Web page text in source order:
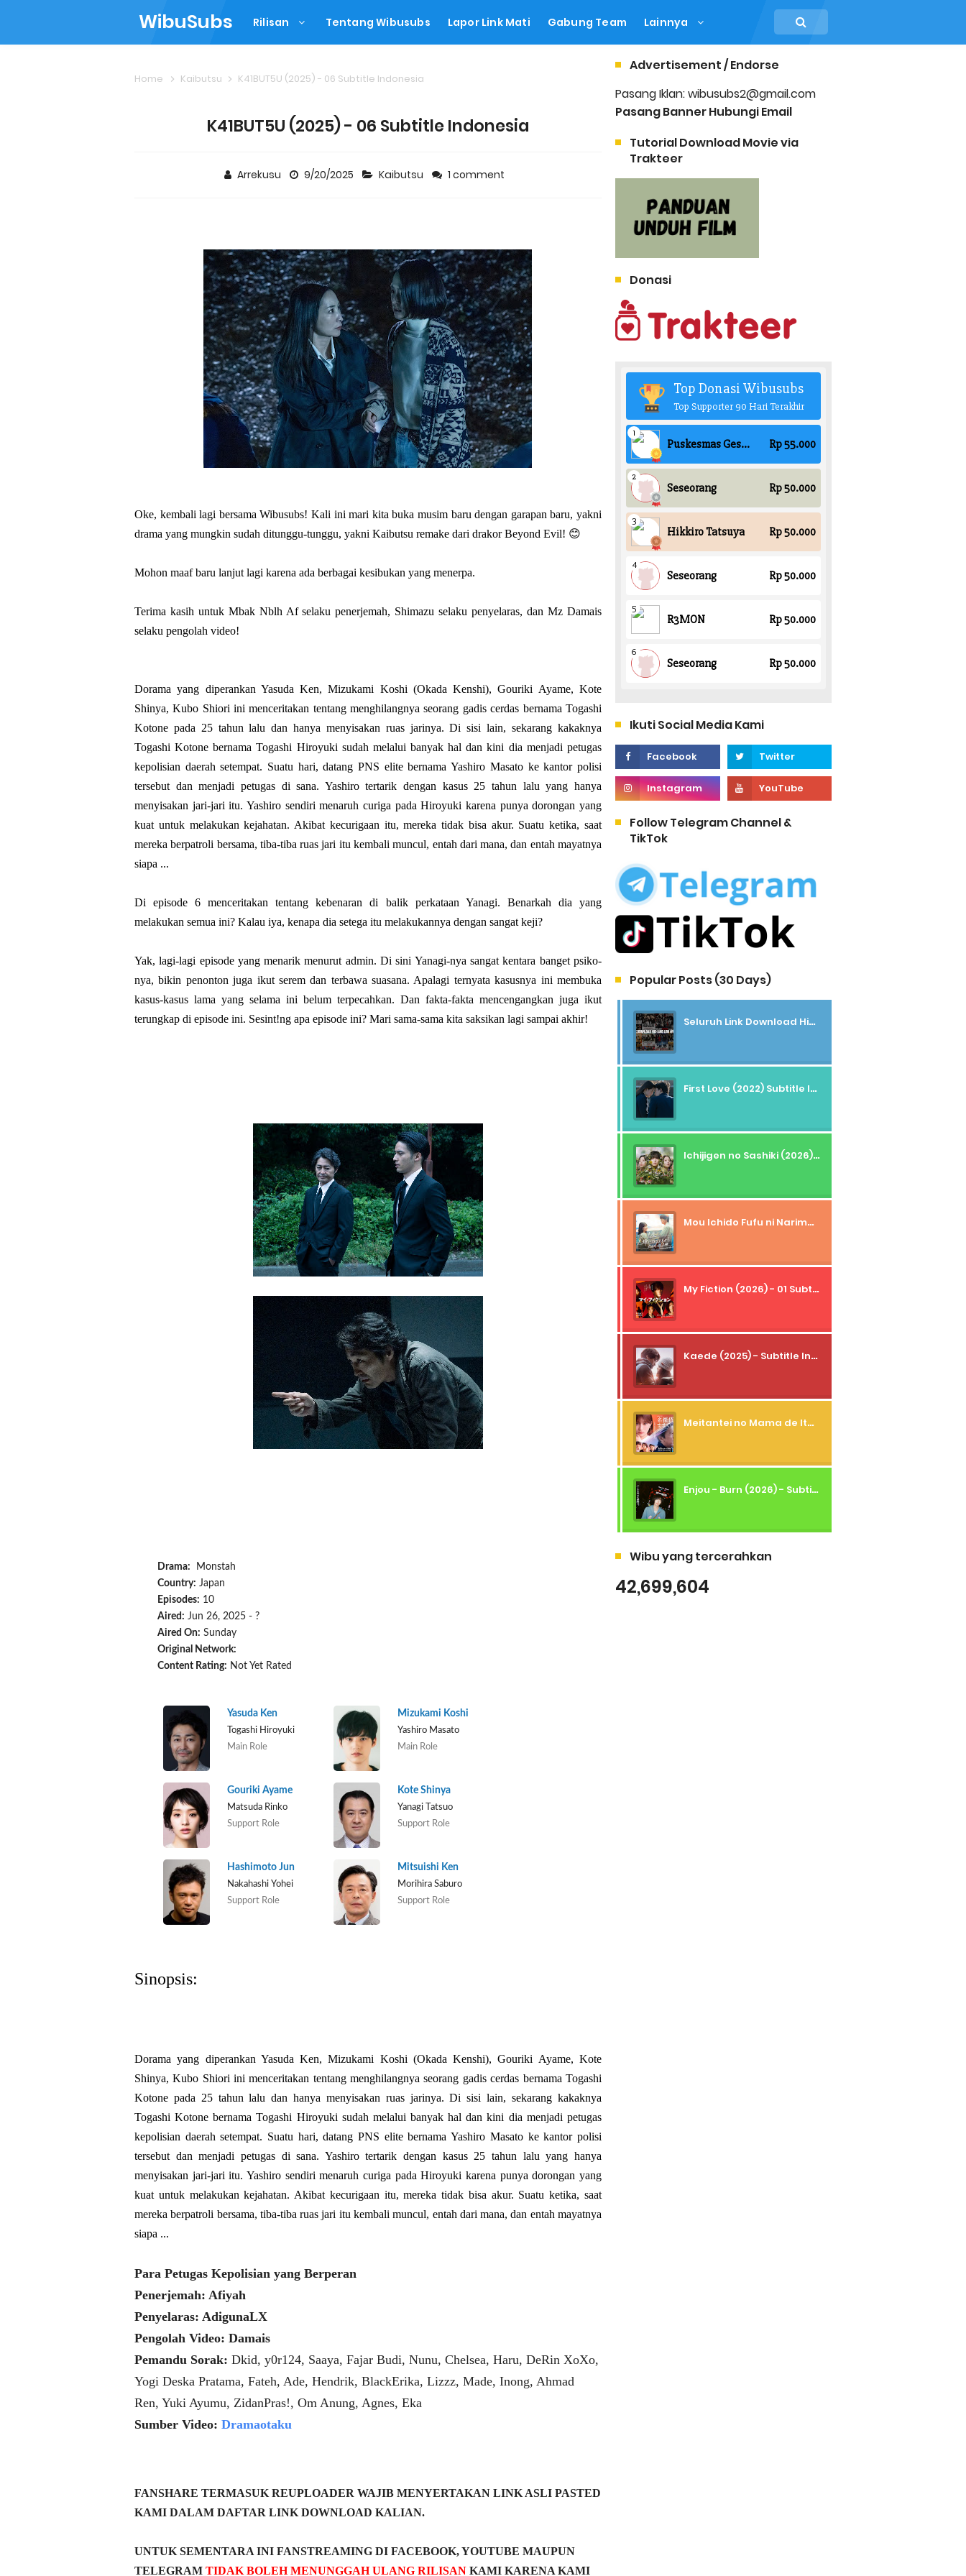
WibuSubs Rilisan Tentang Wibusubs Lapor Link Mati Gabung Team Lainnya
Home Kaibutsu K41BUT5U (2025) - 06 Subtitle Indonesia
K41BUT5U (2025) - 06 Subtitle Indonesia
Arrekusu 9/20/2025 Kaibutsu 1 comment
Oke, kembali lagi bersama Wibusubs! Kali ini mari kita buka musim baru dengan garapan baru, yakni
drama yang mungkin sudah ditunggu-tunggu, yakni Kaibutsu remake dari drakor Beyond Evil! 😊
Mohon maaf baru lanjut lagi karena ada berbagai kesibukan yang menerpa.
Terima kasih untuk Mbak Nblh Af selaku penerjemah, Shimazu selaku penyelaras, dan Mz Damais
selaku pengolah video!
Dorama yang diperankan Yasuda Ken, Mizukami Koshi (Okada Kenshi), Gouriki Ayame, Kote
Shinya, Kubo Shiori ini menceritakan tentang menghilangnya seorang gadis cerdas bernama Togashi
Kotone pada 25 tahun lalu dan hanya menyisakan ruas jarinya. Di sisi lain, sekarang kakaknya
Togashi Kotone bernama Togashi Hiroyuki sudah melalui banyak hal dan kini dia menjadi petugas
kepolisian daerah setempat. Suatu hari, datang PNS elite bernama Yashiro Masato ke kantor polisi
tersebut dan menjadi petugas di sana. Yashiro tertarik dengan kasus 25 tahun lalu yang hanya
menyisakan jari-jari itu. Yashiro sendiri menaruh curiga pada Hiroyuki karena punya dorongan yang
kuat untuk melakukan kejahatan. Akibat kecurigaan itu, mereka tidak bisa akur. Suatu ketika, saat
mereka berpatroli bersama, tiba-tiba ruas jari itu kembali muncul, entah dari mana, dan entah mayatnya
siapa ...
Di episode 6 menceritakan tentang kebenaran di balik perkataan Yanagi. Benarkah dia yang
melakukan semua ini? Kalau iya, kenapa dia setega itu melakukannya dengan sangat keji?
Yak, lagi-lagi episode yang menarik menurut admin. Di sini Yanagi-nya sangat kentara banget psiko-
nya, bikin penonton juga ikut serem dan terbawa suasana. Apalagi ternyata kasusnya ini membuka
kasus-kasus lama yang selama ini belum terpecahkan. Dan fakta-fakta mencengangkan juga ikut
terungkap di episode ini. Sesint!ng apa episode ini? Mari sama-sama kita saksikan lagi sampai akhir!
Drama: Monstah
Country: Japan
Episodes: 10
Aired: Jun 26, 2025 - ?
Aired On: Sunday
Original Network:
Content Rating: Not Yet Rated
Yasuda Ken
Togashi Hiroyuki
Main Role
Mizukami Koshi
Yashiro Masato
Main Role
Gouriki Ayame
Matsuda Rinko
Support Role
Kote Shinya
Yanagi Tatsuo
Support Role
Hashimoto Jun
Nakahashi Yohei
Support Role
Mitsuishi Ken
Morihira Saburo
Support Role
Sinopsis:
Dorama yang diperankan Yasuda Ken, Mizukami Koshi (Okada Kenshi), Gouriki Ayame, Kote
Shinya, Kubo Shiori ini menceritakan tentang menghilangnya seorang gadis cerdas bernama Togashi
Kotone pada 25 tahun lalu dan hanya menyisakan ruas jarinya. Di sisi lain, sekarang kakaknya
Togashi Kotone bernama Togashi Hiroyuki sudah melalui banyak hal dan kini dia menjadi petugas
kepolisian daerah setempat. Suatu hari, datang PNS elite bernama Yashiro Masato ke kantor polisi
tersebut dan menjadi petugas di sana. Yashiro tertarik dengan kasus 25 tahun lalu yang hanya
menyisakan jari-jari itu. Yashiro sendiri menaruh curiga pada Hiroyuki karena punya dorongan yang
kuat untuk melakukan kejahatan. Akibat kecurigaan itu, mereka tidak bisa akur. Suatu ketika, saat
mereka berpatroli bersama, tiba-tiba ruas jari itu kembali muncul, entah dari mana, dan entah mayatnya
siapa ...
Para Petugas Kepolisian yang Berperan
Penerjemah: Afiyah
Penyelaras: AdigunaLX
Pengolah Video: Damais
Pemandu Sorak: Dkid, y0r124, Saaya, Fajar Budi, Nunu, Chelsea, Haru, DeRin XoXo,
Yogi Deska Pratama, Fateh, Ade, Hendrik, BlackErika, Lizzz, Made, Inong, Ahmad
Ren, Yuki Ayumu, ZidanPras!, Om Anung, Agnes, Eka
Sumber Video: Dramaotaku
FANSHARE TERMASUK REUPLOADER WAJIB MENYERTAKAN LINK ASLI PASTED
KAMI DALAM DAFTAR LINK DOWNLOAD KALIAN.
UNTUK SEMENTARA INI FANSTREAMING DI FACEBOOK, YOUTUBE MAUPUN
TELEGRAM TIDAK BOLEH MENUNGGAH ULANG RILISAN KAMI KARENA KAMI
Advertisement / Endorse
Pasang Iklan: wibusubs2@gmail.com
Pasang Banner Hubungi Email
Tutorial Download Movie via
Trakteer
Donasi
Ikuti Social Media Kami
Follow Telegram Channel &
TikTok
Popular Posts (30 Days)
Seluruh Link Download High And Low Subtitle Indonesia
First Love (2022) Subtitle Indonesia + Tanpa Iklan + Streaming + 1080p
Ichijigen no Sashiki (2026) - 01 Subtitle Indonesia
Mou Ichido Fufu ni Narimasu ka? (2026) - 01 Subtitle Indonesia
My Fiction (2026) - 01 Subtitle Indonesia
Kaede (2025) - Subtitle Indonesia
Meitantei no Mama de Ite (2026) - 01 Subtitle Indonesia
Enjou - Burn (2026) - Subtitle Indonesia
Wibu yang tercerahkan
42,699,604